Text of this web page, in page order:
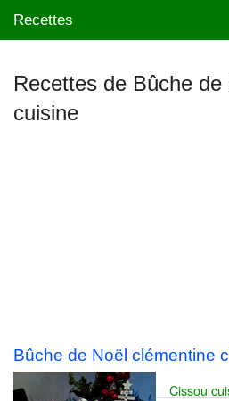
Recettes
Mes blogs préférés
Recettes de Bûche
cuisine
Bûche de Noël clémentine
Cissou